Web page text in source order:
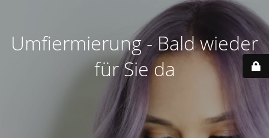
Umfiermierung - Bald wieder
für Sie da